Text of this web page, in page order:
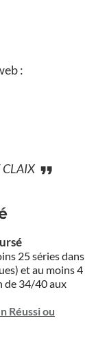
:
CLAIX
25 séries dans
et au moins 4
de 34/40 aux
Réussi ou